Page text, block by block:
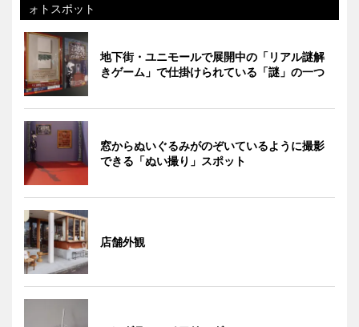
ォトスポット
地下街・ユニモールで展開中の「リアル謎解
きゲーム」で仕掛けられている「謎」の一つ
窓からぬいぐるみがのぞいているように撮影
できる「ぬい撮り」スポット
店舗外観